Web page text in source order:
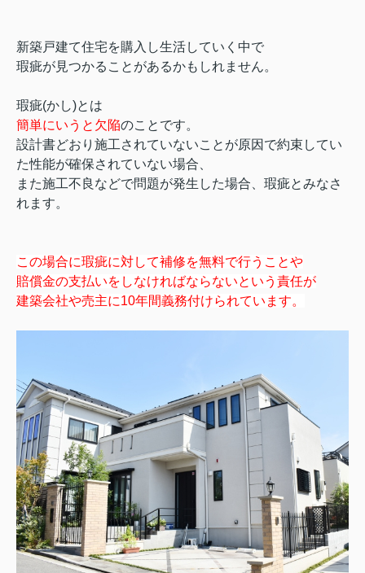
新築戸建て住宅を購入し生活していく中で
瑕疵が見つかることがあるかもしれません。
瑕疵(かし)とは
簡単にいうと欠陥のことです。
設計書どおり施工されていないことが原因で約束してい
た性能が確保されていない場合、
また施工不良などで問題が発生した場合、瑕疵とみなさ
れます。
この場合に瑕疵に対して補修を無料で行うことや
賠償金の支払いをしなければならないという責任が
建築会社や売主に10年間義務付けられています。